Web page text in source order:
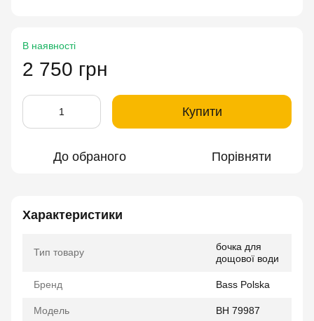
В наявності
2 750 грн
Купити
До обраного Порівняти
Характеристики
Тип товару
бочка для
дощової води
Бренд Bass Polska
Модель BH 79987